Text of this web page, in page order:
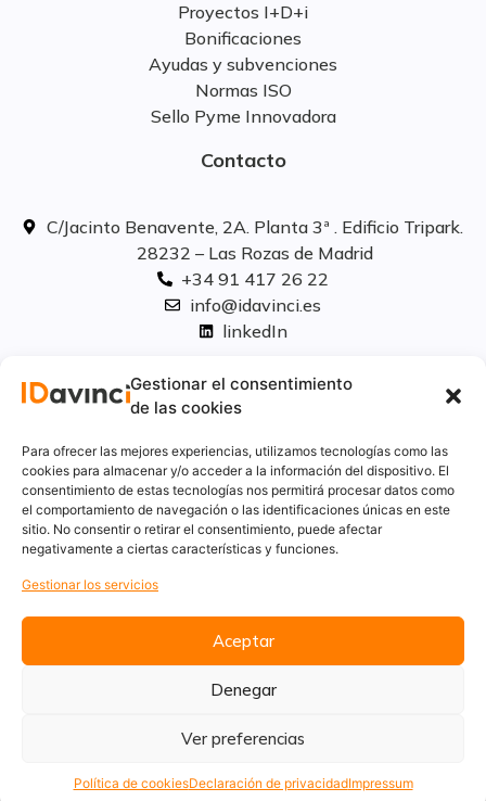
Gestionar el consentimiento
de las cookies
Para ofrecer las mejores experiencias, utilizamos tecnologías como las
cookies para almacenar y/o acceder a la información del dispositivo. El
consentimiento de estas tecnologías nos permitirá procesar datos como
el comportamiento de navegación o las identificaciones únicas en este
sitio. No consentir o retirar el consentimiento, puede afectar
negativamente a ciertas características y funciones.
Gestionar los servicios
Aceptar
Denegar
Ver preferencias
Política de cookiesDeclaración de privacidadImpressum
Proyectos I+D+i
Bonificaciones
Ayudas y subvenciones
Normas ISO
Sello Pyme Innovadora
Contacto
C/Jacinto Benavente, 2A. Planta 3ª . Edificio Tripark.
28232 – Las Rozas de Madrid
+34 91 417 26 22
info@idavinci.es
linkedIn
Políticas legales
Aviso Legal
Privacidad
Cookies
Innovación
Calidad y medio ambiente